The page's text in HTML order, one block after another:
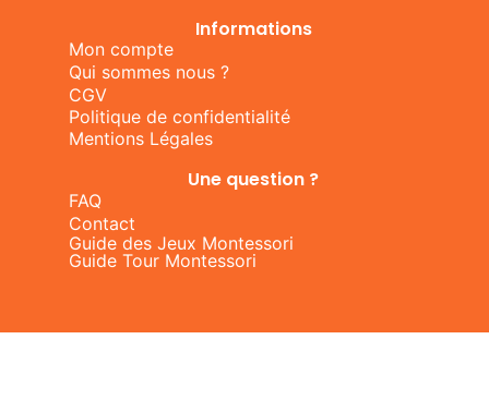
Informations
Mon compte
Qui sommes nous ?
CGV
Politique de confidentialité
Mentions Légales
Une question ?
FAQ
Contact
Guide des Jeux Montessori
Guide Tour Montessori